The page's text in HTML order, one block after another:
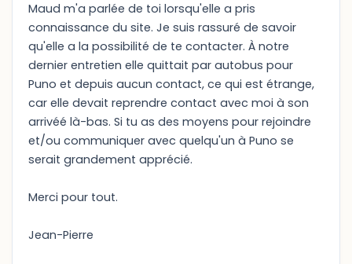
Maud m'a parlée de toi lorsqu'elle a pris
connaissance du site. Je suis rassuré de savoir
qu'elle a la possibilité de te contacter. À notre
dernier entretien elle quittait par autobus pour
Puno et depuis aucun contact, ce qui est étrange,
car elle devait reprendre contact avec moi à son
arrivéé là-bas. Si tu as des moyens pour rejoindre
et/ou communiquer avec quelqu'un à Puno se
serait grandement apprécié.
Merci pour tout.
Jean-Pierre